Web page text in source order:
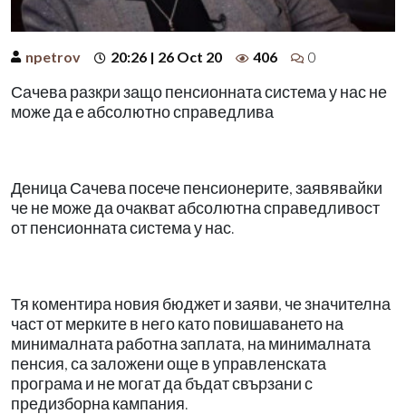
npetrov 20:26 | 26 Oct 20 406 0
Сачева разкри защо пенсионната система у нас не
може да е абсолютно справедлива
Деница Сачева посече пенсионерите, заявявайки
че не може да очакват абсолютна справедливост
от пенсионната система у нас.
Тя коментира новия бюджет и заяви, че значителна
част от мерките в него като повишаването на
минималната работна заплата, на минималната
пенсия, са заложени още в управленската
програма и не могат да бъдат свързани с
предизборна кампания.